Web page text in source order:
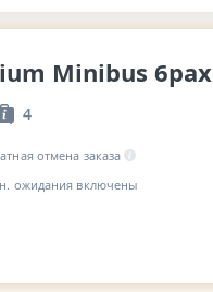
Minibus 6pax
4
отмена заказа
ожидания включены